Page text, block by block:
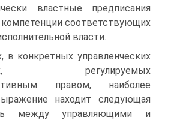
властные предписания
соответствующих
власти.
в конкретных управленческих
регулируемых
правом, наиболее
находит следующая
между управляющими и